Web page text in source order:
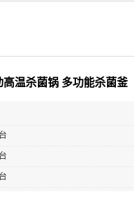
温杀菌锅 多功能杀菌釜